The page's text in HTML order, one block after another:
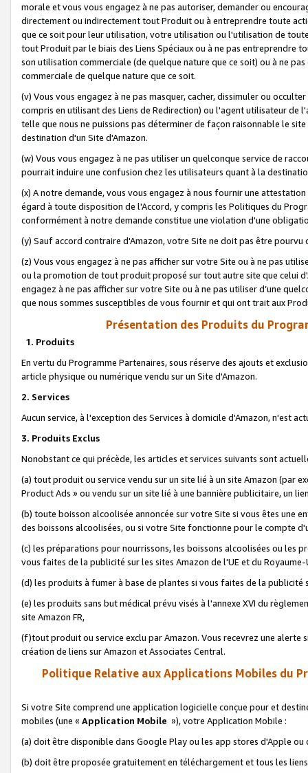
morale et vous vous engagez à ne pas autoriser, demander ou
directement ou indirectement tout Produit ou à entreprendre toute
que ce soit pour leur utilisation, votre utilisation ou l'utilisation de
tout Produit par le biais des Liens Spéciaux ou à ne pas entreprendre
son utilisation commerciale (de quelque nature que ce soit) ou à ne
commerciale de quelque nature que ce soit.
(v) Vous vous engagez à ne pas masquer, cacher, dissimuler ou
compris en utilisant des Liens de Redirection) ou l'agent utilisateur
telle que nous ne puissions pas déterminer de façon raisonnable le
destination d'un Site d'Amazon.
(w) Vous vous engagez à ne pas utiliser un quelconque service de
pourrait induire une confusion chez les utilisateurs quant à la
(x) A notre demande, vous vous engagez à nous fournir une
égard à toute disposition de l'Accord, y compris les Politiques du
conformément à notre demande constitue une violation d'une
(y) Sauf accord contraire d'Amazon, votre Site ne doit pas être
(z) Vous vous engagez à ne pas afficher sur votre Site ou à ne pas
ou la promotion de tout produit proposé sur tout autre site que celui
engagez à ne pas afficher sur votre Site ou à ne pas utiliser d’une
que nous sommes susceptibles de vous fournir et qui ont trait aux
Présentation des Produits du
1. Produits
En vertu du Programme Partenaires, sous réserve des ajouts et
article physique ou numérique vendu sur un Site d'Amazon.
2. Services
Aucun service, à l'exception des Services à domicile d'Amazon, n'est
3. Produits Exclus
Nonobstant ce qui précède, les articles et services suivants sont
(a) tout produit ou service vendu sur un site lié à un site Amazon (par
Product Ads » ou vendu sur un site lié à une bannière publicitaire, un
(b) toute boisson alcoolisée annoncée sur votre Site si vous êtes une
des boissons alcoolisées, ou si votre Site fonctionne pour le compte
(c) les préparations pour nourrissons, les boissons alcoolisées ou les
vous faites de la publicité sur les sites Amazon de l'UE et du Royaume-
(d) les produits à fumer à base de plantes si vous faites de la publicité
(e) les produits sans but médical prévu visés à l'annexe XVI du
site Amazon FR,
(f)tout produit ou service exclu par Amazon. Vous recevrez une alerte
création de liens sur Amazon et Associates Central.
Politique Relative aux Applications Mobiles du
Si votre Site comprend une application logicielle conçue pour et
mobiles (une « Application Mobile »), votre Application Mobile :
(a) doit être disponible dans Google Play ou les app stores d'Apple ou
(b) doit être proposée gratuitement en téléchargement et tous les